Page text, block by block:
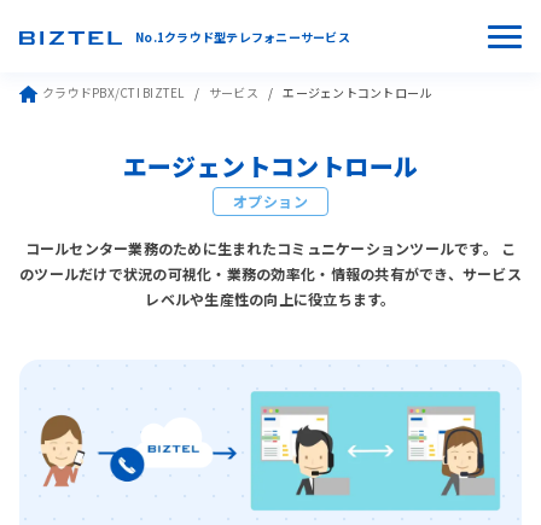
No.1クラウド型テレフォニーサービス
クラウドPBX/CTI BIZTEL サービス エージェントコントロール
エージェントコントロール
オプション
コールセンター業務のために生まれたコミュニケーションツールです。
こ
のツールだけで状況の可視化・業務の効率化・情報の共有ができ、サービス
レベルや生産性の向上に役立ちます。